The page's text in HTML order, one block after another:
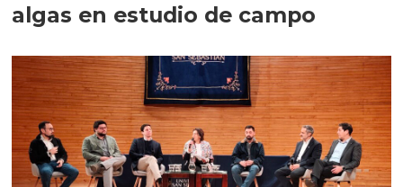
algas en estudio de campo